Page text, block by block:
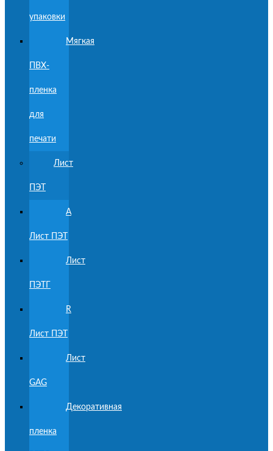
упаковки
Мягкая
ПВХ-
пленка
для
печати
Лист
ПЭТ
A
Лист ПЭТ
Лист
ПЭТГ
R
Лист ПЭТ
Лист
GAG
Декоративная
пленка